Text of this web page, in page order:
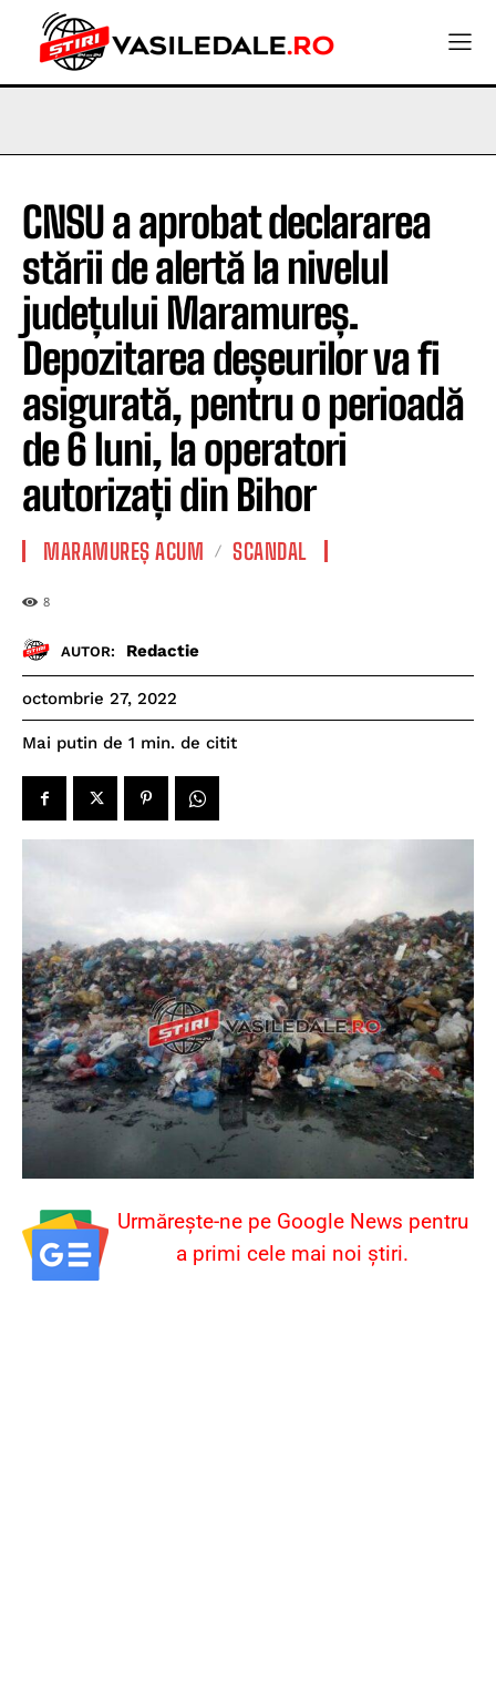
CNSU a aprobat declararea
stării de alertă la nivelul
județului Maramureș.
Depozitarea deșeurilor va fi
asigurată, pentru o perioadă
de 6 luni, la operatori
autorizați din Bihor
MARAMUREȘ ACUM SCANDAL
8
AUTOR: Redactie
octombrie 27, 2022
Mai putin de 1 min. de citit
Urmărește-ne pe Google News pentru
a primi cele mai noi știri.